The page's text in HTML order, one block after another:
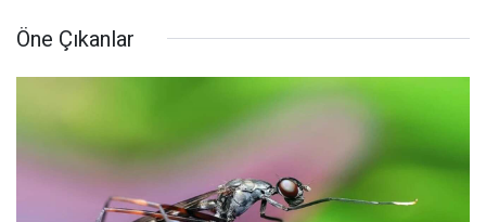
Öne Çıkanlar